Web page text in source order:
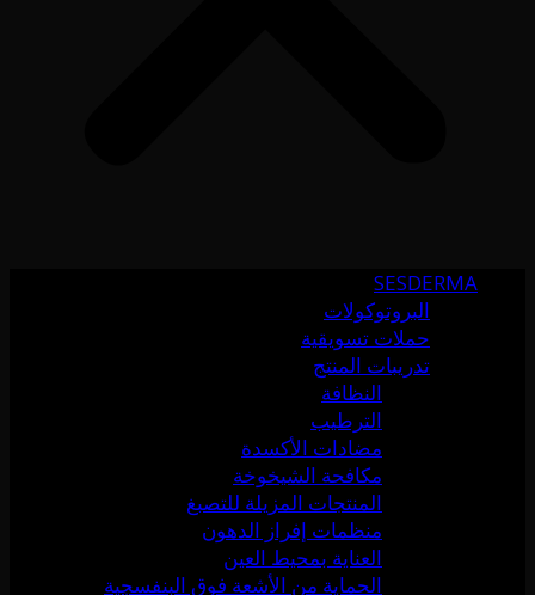
SESDERMA
البروتوكولات
حملات تسويقية
تدريبات المنتج
النظافة
الترطيب
مضادات الأكسدة
مكافحة الشيخوخة
المنتجات المزيلة للتصبغ
منظمات إفراز الدهون
العناية بمحيط العين
الحماية من الأشعة فوق البنفسجية